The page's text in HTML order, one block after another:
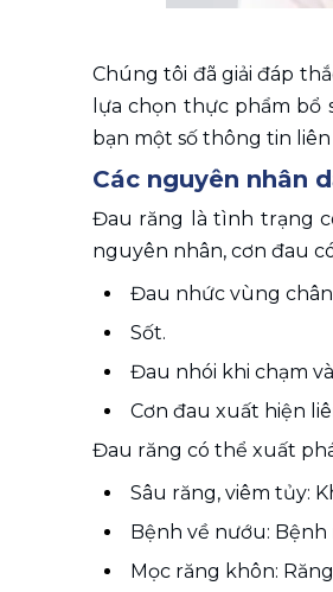
Chúng tôi đã giải đáp
lựa chọn thực phẩm
bạn một số thông tin
Các nguyên nhân
Đau răng là tình trạng
nguyên nhân, cơn đau
Đau nhức vùng
Sốt.
Đau nhói khi chạm
Cơn đau xuất hiện
Đau răng có thể xuất
Sâu răng, viêm tủy:
Bệnh về nướu:
Mọc răng khôn: